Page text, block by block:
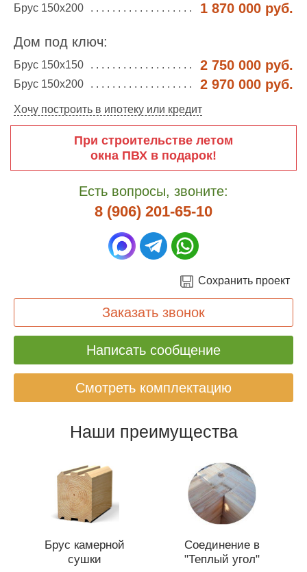
Брус 150х200 1 870 000 руб.
Дом под ключ:
Брус 150х150 2 750 000 руб.
Брус 150х200 2 970 000 руб.
Хочу построить в ипотеку или кредит
При строительстве летом
окна ПВХ в подарок!
Есть вопросы, звоните:
8 (906) 201-65-10
Сохранить проект
Заказать звонок
Написать сообщение
Смотреть комплектацию
Наши преимущества
Брус камерной
сушки
Соединение в
"Теплый угол"